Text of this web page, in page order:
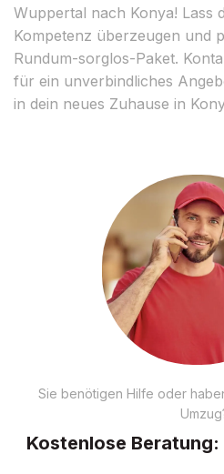
Wuppertal nach Konya! Lass
Kompetenz überzeugen und
Rundum-sorglos-Paket.
für ein unverbindliches
in dein neues Zuhause in
Sie benötigen Hilfe oder
Kostenlose Beratung: